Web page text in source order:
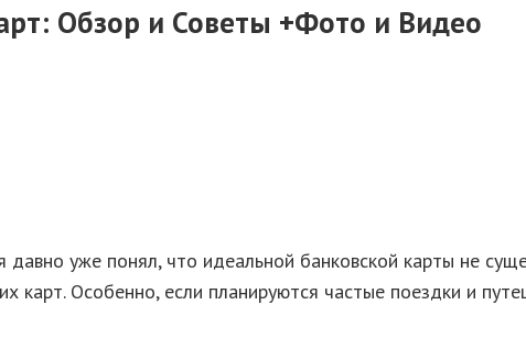
Обзор и Советы +Фото и Видео
давно уже понял, что идеальной банковской карты не
карт. Особенно, если планируются частые поездки и